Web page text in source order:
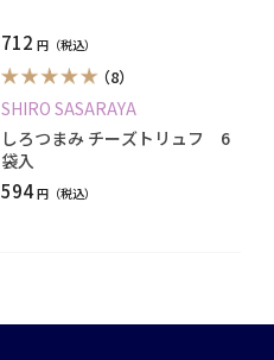
712 円
（8）
SHIRO SASARAYA
しろつまみ チーズトリュフ 6
袋入
594円